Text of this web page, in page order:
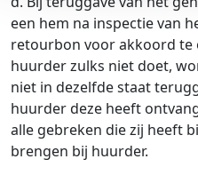
een hem na inspectie van
retourbon voor akkoord te
huurder zulks niet doet,
niet in dezelfde staat
huurder deze heeft
alle gebreken die zij heeft
brengen bij huurder.